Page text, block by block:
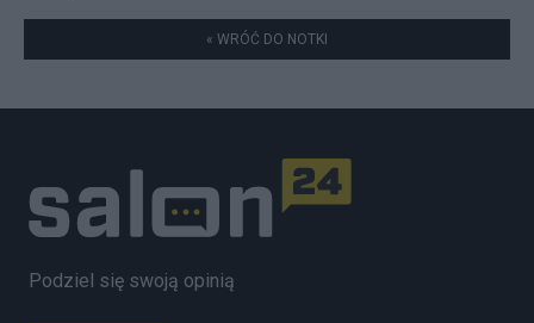
« WRÓĆ DO NOTKI
Podziel się swoją opinią